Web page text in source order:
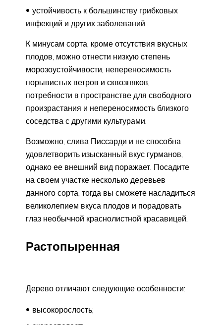
устойчивость к большинству грибковых
инфекций и других заболеваний.
К минусам сорта, кроме отсутствия вкусных
плодов, можно отнести низкую степень
морозоустойчивости, непереносимость
порывистых ветров и сквозняков,
потребности в пространстве для свободного
произрастания и непереносимость близкого
соседства с другими культурами.
Возможно, слива Писсарди и не способна
удовлетворить изысканный вкус гурманов,
однако ее внешний вид поражает. Посадите
на своем участке несколько деревьев
данного сорта, тогда вы сможете насладиться
великолепием вкуса плодов и порадовать
глаз необычной краснолистной красавицей.
Растопыренная
Дерево отличают следующие особенности:
высокорослость;